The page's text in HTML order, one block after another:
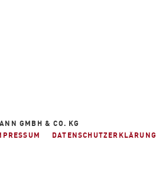
GMBH & CO. KG
DATENSCHUTZERKLÄRUNG